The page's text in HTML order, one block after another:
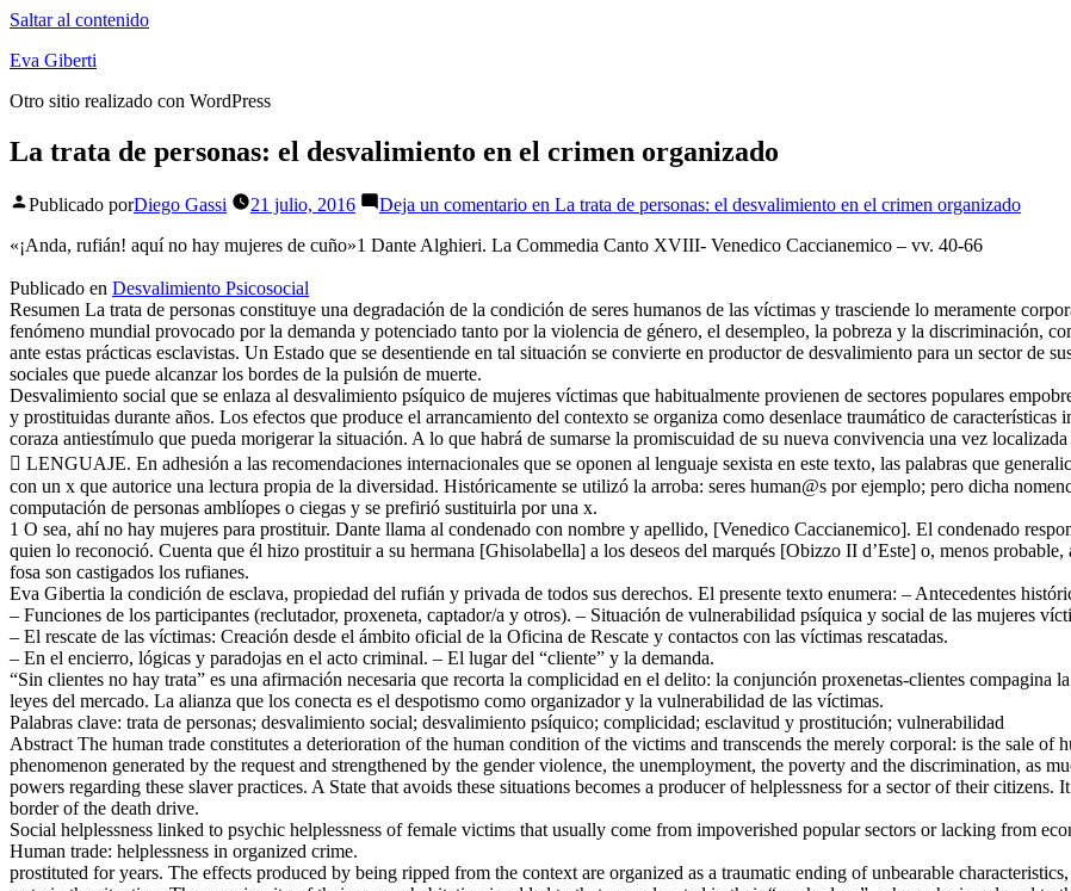
Saltar al contenido
Eva Giberti
Otro sitio realizado con WordPress
La trata de personas: el desvalimiento en el crimen organizado
Publicado porDiego Gassi 21 julio, 2016 Deja un comentario en La trata de personas: el desvalimiento en el crimen organizado
«¡Anda, rufián! aquí no hay mujeres de cuño»1 Dante Alghieri. La Commedia Canto XVIII- Venedico Caccianemico – vv. 40-66
Publicado en Desvalimiento Psicosocial
Resumen La trata de personas constituye una degradación de la condición de seres humanos de las víctimas y trasciende lo meramente
fenómeno mundial provocado por la demanda y potenciado tanto por la violencia de género, el desempleo, la pobreza y la discriminación,
ante estas prácticas esclavistas. Un Estado que se desentiende en tal situación se convierte en productor de desvalimiento para un sector de
sociales que puede alcanzar los bordes de la pulsión de muerte.
Desvalimiento social que se enlaza al desvalimiento psíquico de mujeres víctimas que habitualmente provienen de sectores populares
y prostituidas durante años. Los efectos que produce el arrancamiento del contexto se organiza como desenlace traumático de
coraza antiestímulo que pueda morigerar la situación. A lo que habrá de sumarse la promiscuidad de su nueva convivencia una vez
 LENGUAJE. En adhesión a las recomendaciones internacionales que se oponen al lenguaje sexista en este texto, las palabras que
con un x que autorice una lectura propia de la diversidad. Históricamente se utilizó la arroba: seres human@s por ejemplo; pero dicha
computación de personas amblíopes o ciegas y se prefirió sustituirla por una x.
1 O sea, ahí no hay mujeres para prostituir. Dante llama al condenado con nombre y apellido, [Venedico Caccianemico]. El condenado
quien lo reconoció. Cuenta que él hizo prostituir a su hermana [Ghisolabella] a los deseos del marqués [Obizzo II d’Este] o, menos
fosa son castigados los rufianes.
Eva Gibertia la condición de esclava, propiedad del rufián y privada de todos sus derechos. El presente texto enumera: – Antecedentes
– Funciones de los participantes (reclutador, proxeneta, captador/a y otros). – Situación de vulnerabilidad psíquica y social de las mujeres
– El rescate de las víctimas: Creación desde el ámbito oficial de la Oficina de Rescate y contactos con las víctimas rescatadas.
– En el encierro, lógicas y paradojas en el acto criminal. – El lugar del “cliente” y la demanda.
“Sin clientes no hay trata” es una afirmación necesaria que recorta la complicidad en el delito: la conjunción proxenetas-clientes compagina
leyes del mercado. La alianza que los conecta es el despotismo como organizador y la vulnerabilidad de las víctimas.
Palabras clave: trata de personas; desvalimiento social; desvalimiento psíquico; complicidad; esclavitud y prostitución; vulnerabilidad
Abstract The human trade constitutes a deterioration of the human condition of the victims and transcends the merely corporal: is the sale of
phenomenon generated by the request and strengthened by the gender violence, the unemployment, the poverty and the discrimination, as
powers regarding these slaver practices. A State that avoids these situations becomes a producer of helplessness for a sector of their
border of the death drive.
Social helplessness linked to psychic helplessness of female victims that usually come from impoverished popular sectors or lacking from
Human trade: helplessness in organized crime.
prostituted for years. The effects produced by being ripped from the context are organized as a traumatic ending of unbearable